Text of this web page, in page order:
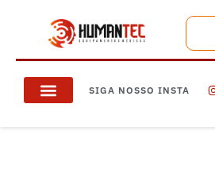
SIGA NOSSO INSTA